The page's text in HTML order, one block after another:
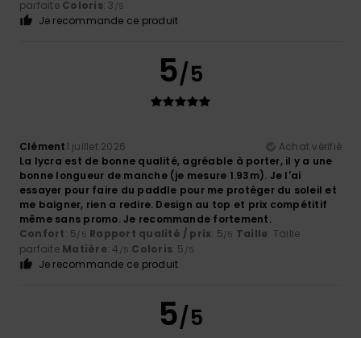
parfaite Coloris: 3 /5
Je recommande ce produit
5/5
Clément1 juillet 2026
Achat vérifié
La lycra est de bonne qualité, agréable à porter, il y a une
bonne longueur de manche (je mesure 1.93m). Je l'ai
essayer pour faire du paddle pour me protéger du soleil et
me baigner, rien a redire. Design au top et prix compétitif
même sans promo. Je recommande fortement.
Confort: 5/5 Rapport qualité / prix: 5/5 Taille: Taille
parfaite Matière: 4 /5 Coloris: 5 /5
Je recommande ce produit
5/5